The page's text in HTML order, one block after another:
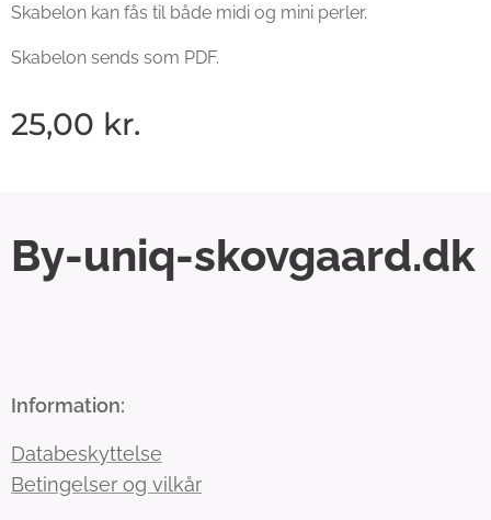
Skabelon kan fås til både midi og mini perler.
Skabelon sends som PDF.
25,00 kr.
By-uniq-skovgaard.dk
Information:
Databeskyttelse
Betingelser og vilkår